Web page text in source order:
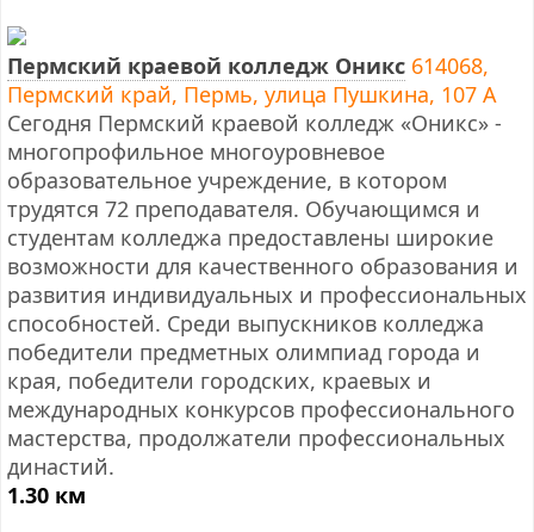
Пермский краевой колледж Оникс 614068,
Пермский край, Пермь, улица Пушкина, 107 А
Сегодня Пермский краевой колледж «Оникс» -
многопрофильное многоуровневое
образовательное учреждение, в котором
трудятся 72 преподавателя. Обучающимся и
студентам колледжа предоставлены широкие
возможности для качественного образования и
развития индивидуальных и профессиональных
способностей. Среди выпускников колледжа
победители предметных олимпиад города и
края, победители городских, краевых и
международных конкурсов профессионального
мастерства, продолжатели профессиональных
династий.
1.30 км